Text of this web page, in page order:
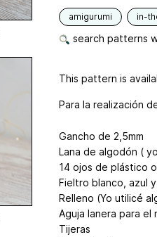
amigurumi in-
search patterns
This pattern is
Para la realización
Gancho de 2,5mm
Lana de algodón (
14 ojos de plástico
Fieltro blanco, azul
Relleno (Yo utilicé
Aguja lanera para el
Tijeras